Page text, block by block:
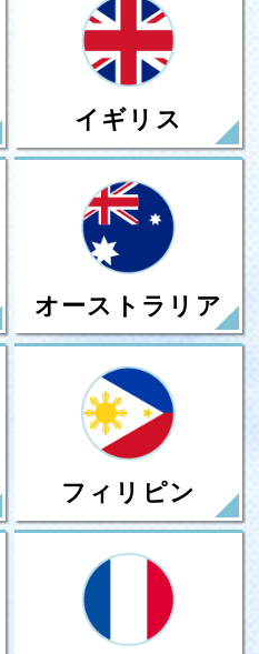
イギリス
オーストラリア
フィリピン